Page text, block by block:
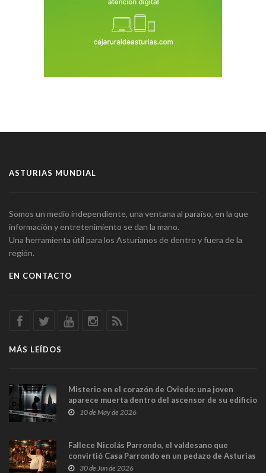
ASTURIAS MUNDIAL
Somos un medio independiente, una ventana al paraíso, en la que
información y entretenimiento se dan la mano.
Una herramienta útil para los Asturianos de dentro y fuera de la
región.
EN CONTACTO
MÁS LEÍDOS
Misterio en el corazón de Oviedo: una joven
aparece muerta dentro del ascensor de su edificio
y las cámaras captan sus últimos minutos
10 de May de 2026
Fallece Nicolás Parrondo, el valdesano que
convirtió Casa Parrondo en un pedazo de Asturias
en Madrid
30 de Jun de 2026